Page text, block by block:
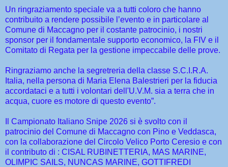
Un ringraziamento speciale va a tutti coloro che hanno
contribuito a rendere possibile l’evento e in particolare al
Comune di Maccagno per il costante patrocinio, i nostri
sponsor per il fondamentale supporto economico, la FIV e il
Comitato di Regata per la gestione impeccabile delle prove.
Ringraziamo anche la segretreria della classe S.C.I.R.A.
Italia, nella persona di Maria Elena Balestrieri per la fiducia
accordataci e a tutti i volontari dell'U.V.M. sia a terra che in
acqua, cuore es motore di questo evento”.
Il Campionato Italiano Snipe 2026 si è svolto con il
patrocinio del Comune di Maccagno con Pino e Veddasca,
con la collaborazione del Circolo Velico Porto Ceresio e con
il contributo di : CISAL RUBINETTERIA, MAS MARINE,
OLIMPIC SAILS, NUNCAS MARINE, GOTTIFREDI